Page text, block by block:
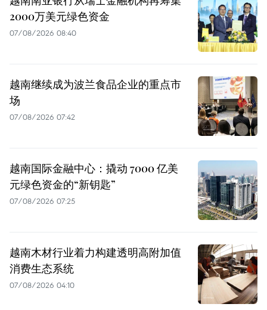
2000万美元绿色资金
07/08/2026 08:40
越南继续成为波兰食品企业的重点市
场
07/08/2026 07:42
越南国际金融中心：撬动 7000 亿美
元绿色资金的“新钥匙”
07/08/2026 07:25
越南木材行业着力构建透明高附加值
消费生态系统
07/08/2026 04:10